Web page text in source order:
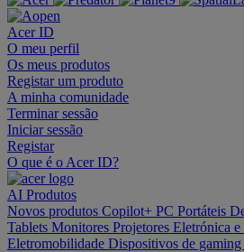
Acer ID
O meu perfil
Os meus produtos
Registar um produto
A minha comunidade
Terminar sessão
Iniciar sessão
Registar
O que é o Acer ID?
AI Produtos
Novos produtos Copilot+ PC Portáteis
Tablets Monitores Projetores Eletrónica e
Eletromobilidade Dispositivos de gaming